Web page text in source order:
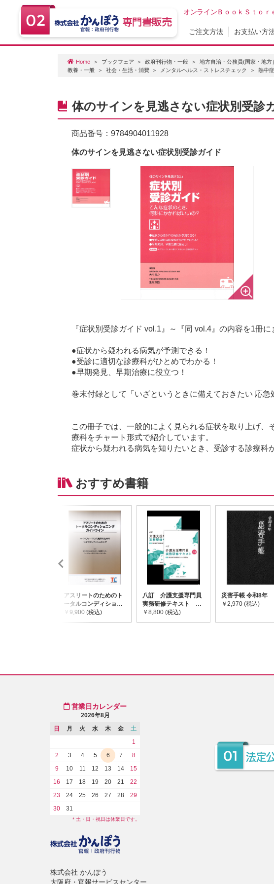
オンラインＢｏｏｋＳｔｏｒ
ご注文方法 お支払い方
Home ブックフェア 政府刊行物・一般 地方自治・公務員(国家・地方）
教養・一般
社会・生活・消費 メンタルヘルス・ストレスチェック 熱中
体のサインを見逃さない症状別受診
商品番号： 9784904011928
体のサインを見逃さない症状別受診ガイド
『症状別受診ガイド vol.1』～『同 vol.4』の内容を1冊に
●症状から疑われる病気が予測できる！
●受診に適切な診療科がひとめでわかる！
●早期発見、早期治療に役立つ！
巻末付録として「いざというときに備えておきたい 応急
この冊子では、一般的によく見られる症状を取り上げ
療科をチャート形式で紹介しています。
症状から疑われる病気を知りたいとき、受診する診療科
おすすめ書籍
アスリートのためのト
ータルコンディショニ
ングガイドライン
￥9,900 (税込)
八訂 介護支援専門員
実務研修テキスト
(上・下巻/分売不可)
￥8,800 (税込)
災害手帳 令和8年
￥2,970 (税込)
営業日カレンダー
2026年8月
日
月 火 水 木 金
土
1
2
3 4 5 6 7
8
9
10 11 12 13 14
15
16
17 18 19 20 21
22
23
24 25 26 27 28
29
30
31
* 土・日・祝日は休業日です。
株式会社 かんぽう
大阪府・官報サービスセンター